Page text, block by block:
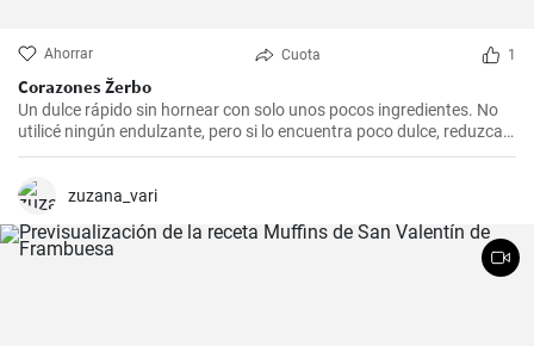
Ahorrar Cuota 1
Corazones Žerbo
Un dulce rápido sin hornear con solo unos pocos ingredientes. No
utilicé ningún endulzante, pero si lo encuentra poco dulce, reduzca
la cantidad de mermelada y agregue un poco de miel de alta
zuzana_vari